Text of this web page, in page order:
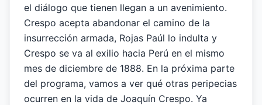
el diálogo que tienen llegan a un avenimiento.
Crespo acepta abandonar el camino de la
insurrección armada, Rojas Paúl lo indulta y
Crespo se va al exilio hacia Perú en el mismo
mes de diciembre de 1888. En la próxima parte
del programa, vamos a ver qué otras peripecias
ocurren en la vida de Joaquín Crespo. Ya